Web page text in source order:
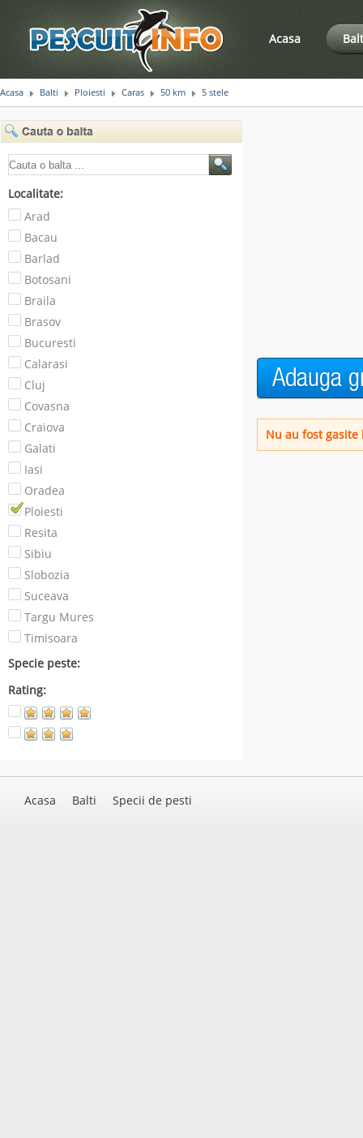
Acasa
Acasa Balti Ploiesti Caras 50 km 5 stele
Localitate:
Arad
Bacau
Barlad
Botosani
Braila
Brasov
Bucuresti
Calarasi
Cluj
Covasna
Craiova
Galati
Iasi
Oradea
Ploiesti
Resita
Sibiu
Slobozia
Suceava
Targu Mures
Timisoara
Specie peste:
Rating:
Nu au fost
Acasa Balti Specii de pesti